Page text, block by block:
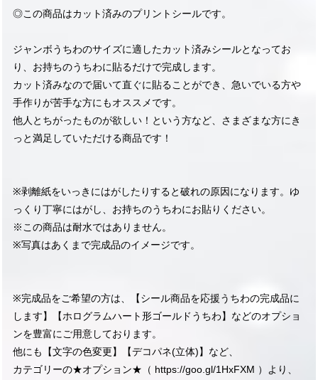
◎この商品はカット済みのプリントシールです。
ジャンボうちわのサイズに適したカット済みシールとなってお
り、お持ちのうちわに貼るだけで完成します。
カット済みなので届いて直ぐに貼ることができ、急いでいる方や
手作りが苦手な方にもオススメです。
他人とちがったものが欲しい！という方など、さまざまな方にき
っと満足していただける商品です！
※剥離紙をいっきにはがしたりすると破れの原因になります。ゆ
っくり丁寧にはがし、お持ちのうちわにお貼りください。
※この商品は耐水ではありません。
※写真はあくまで完成品のイメージです。
※完成品をご希望の方は、【シール商品を応援うちわの完成品に
します】【ホログラムハート形ゴールドうちわ】などのオプショ
ンを豊富にご用意しております。
他にも【文字の色変更】【デコパネ(立体)】など、
カテゴリーの★オプション★（ https://goo.gl/1HxFXM ）より、